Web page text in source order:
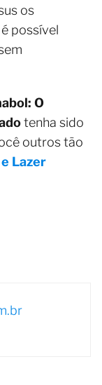
os
possível
O
tenha sido
outros tão
Lazer